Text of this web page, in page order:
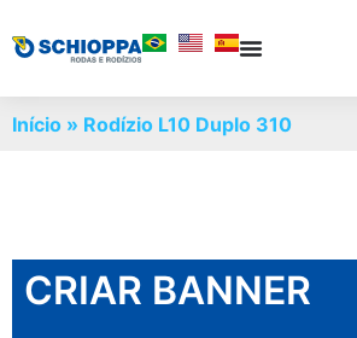
Início » Rodízio L10 Duplo 310
CRIAR BANNER